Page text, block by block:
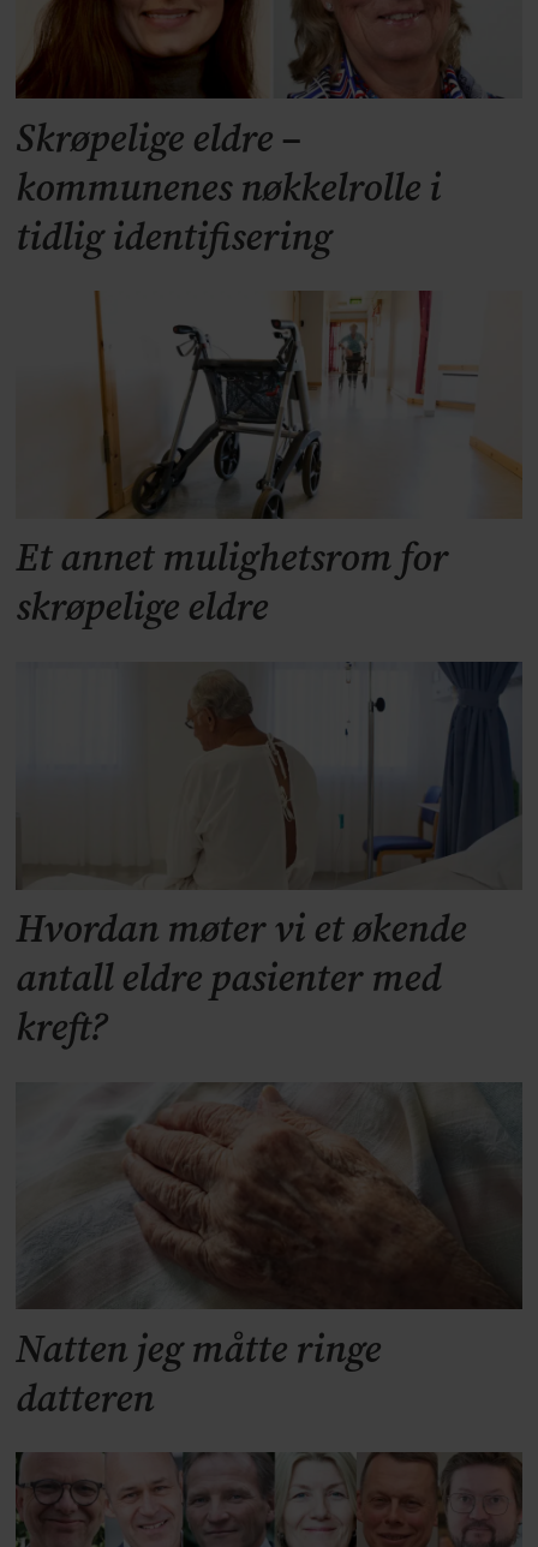
Skrøpelige eldre –
kommunenes nøkkelrolle i
tidlig identifisering
Et annet mulighetsrom for
skrøpelige eldre
Hvordan møter vi et økende
antall eldre pasienter med
kreft?
Natten jeg måtte ringe
datteren